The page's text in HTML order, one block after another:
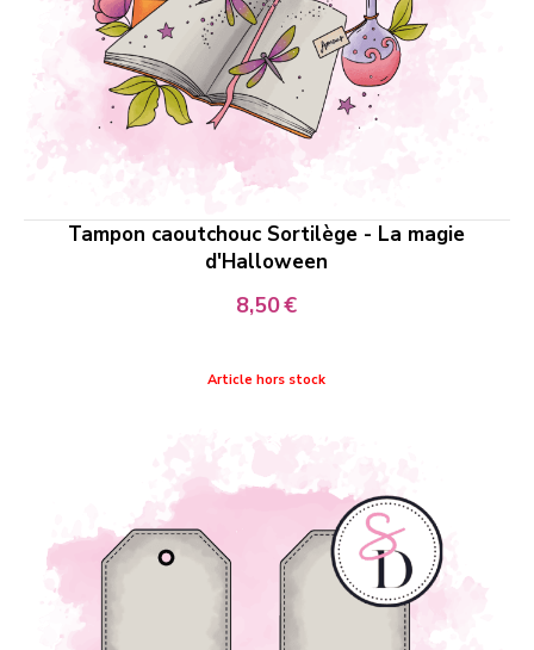
Tampon caoutchouc Sortilège - La magie
d'Halloween
8,50€
Article hors stock